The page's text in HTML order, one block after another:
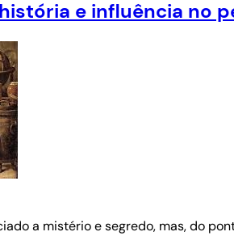
e influência no
a mistério e segredo, mas, do